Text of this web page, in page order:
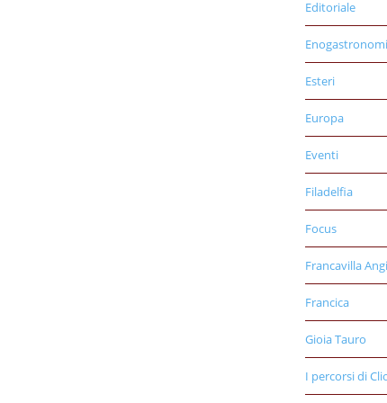
Editoriale
Esteri
Europa
Eventi
Filadelfia
Focus
Francavilla
Francica
Gioia Tauro
I percorsi di